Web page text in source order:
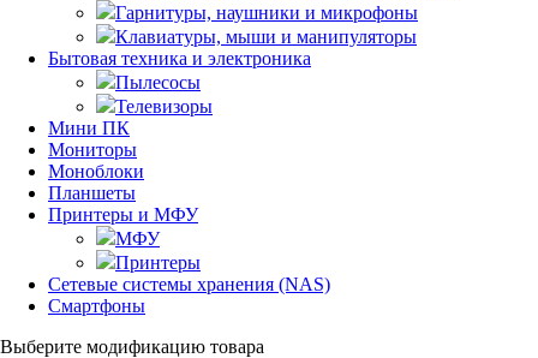
Гарнитуры, наушники и микрофоны
Клавиатуры, мыши и манипуляторы
Бытовая техника и электроника
Пылесосы
Телевизоры
Мини ПК
Мониторы
Моноблоки
Планшеты
Принтеры и МФУ
МФУ
Принтеры
Сетевые системы хранения (NAS)
Смартфоны
Выберите модификацию товара